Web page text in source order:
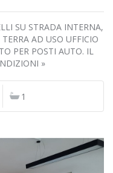
SU STRADA INTERNA,
AD USO UFFICIO
PER POSTI AUTO. IL
»
1